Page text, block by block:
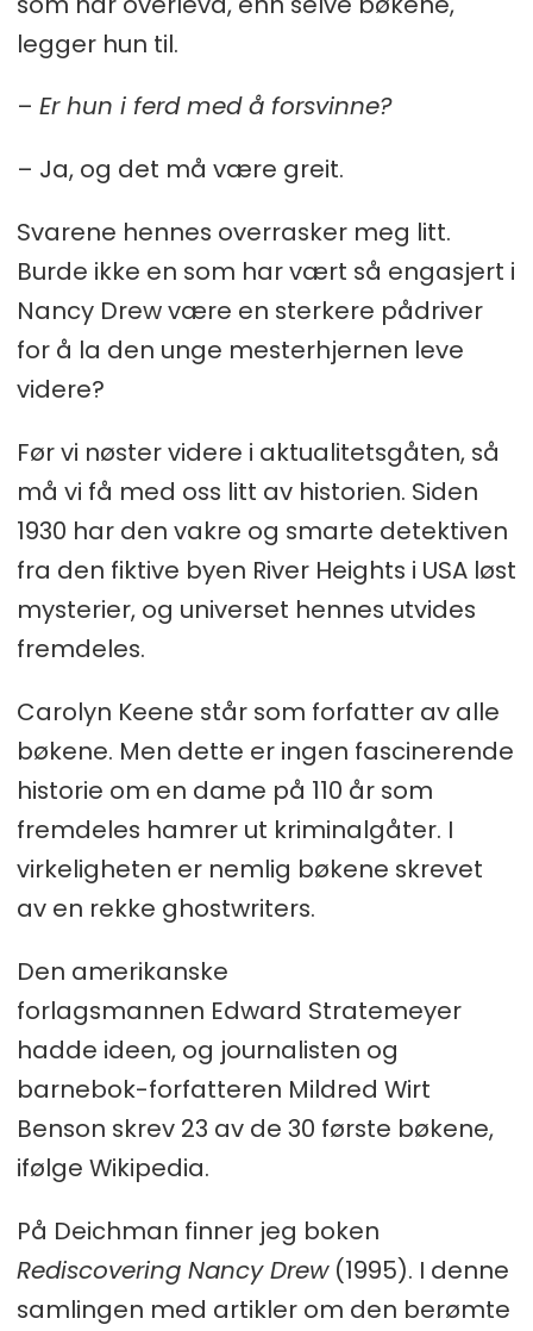
legger hun til.
– Er hun i ferd med å forsvinne?
– Ja, og det må være greit.
Svarene hennes overrasker meg litt.
Burde ikke en som har vært så engasjert i
Nancy Drew være en sterkere pådriver
for å la den unge mesterhjernen leve
videre?
Før vi nøster videre i aktualitetsgåten, så
må vi få med oss litt av historien. Siden
1930 har den vakre og smarte detektiven
fra den fiktive byen River Heights i USA løst
mysterier, og universet hennes utvides
fremdeles.
Carolyn Keene står som forfatter av alle
bøkene. Men dette er ingen fascinerende
historie om en dame på 110 år som
fremdeles hamrer ut kriminalgåter. I
virkeligheten er nemlig bøkene skrevet
av en rekke ghostwriters.
Den amerikanske
forlagsmannen Edward Stratemeyer
hadde ideen, og journalisten og
barnebok-forfatteren Mildred Wirt
Benson skrev 23 av de 30 første bøkene,
ifølge Wikipedia.
På Deichman finner jeg boken
Rediscovering Nancy Drew(1995). I denne
samlingen med artikler om den berømte